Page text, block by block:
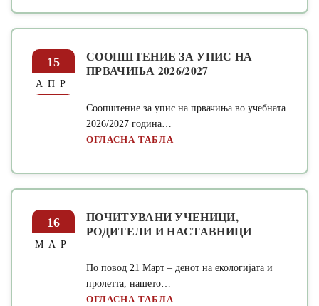
15
АПР
СООПШТЕНИЕ ЗА УПИС НА
ПРВАЧИЊА 2026/2027
Соопштение за упис на првачиња во учебната
2026/2027 година…
ОГЛАСНА ТАБЛА
16
МАР
ПОЧИТУВАНИ УЧЕНИЦИ,
РОДИТЕЛИ И НАСТАВНИЦИ
По повод 21 Март – денот на екологијата и
пролетта, нашето…
ОГЛАСНА ТАБЛА